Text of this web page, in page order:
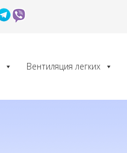
Вентиляция легких